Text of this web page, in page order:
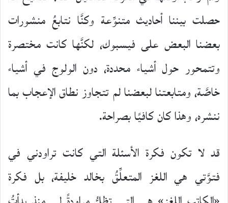
حصلت بيننا أحاديث متنوِّعة وكنَّا نتابعُ منشورات
بعضنا البعض على فيسبوك، لكنَّها كانت مختصرة
وتتمحور حول أشياء محددة، دون الولوج في أشياء
خاصَّة، ومتابعتنا لبعضنا لم تتجاوز نطاق الإعجاب بما
ننشره، وهذا كان كافيًا بصراحة.
قد لا تكون فكرة الأسئلة التي كانت تراودني في
فتوَّتي هي اللغز المتعلِّقُ بخالد خليفة، بل فكرة